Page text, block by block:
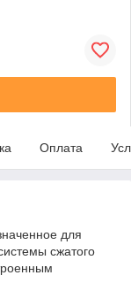
Оплата
для
сжатого